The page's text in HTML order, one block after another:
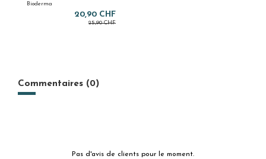
Bioderma
20,90 CHF
25,90 CHF
Commentaires (0)
Pas d'avis de clients pour le moment.